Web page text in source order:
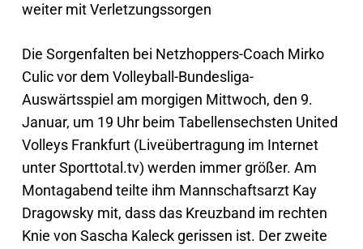
weiter mit Verletzungssorgen
Die Sorgenfalten bei Netzhoppers-Coach Mirko
Culic vor dem Volleyball-Bundesliga-
Auswärtsspiel am morgigen Mittwoch, den 9.
Januar, um 19 Uhr beim Tabellensechsten United
Volleys Frankfurt (Liveübertragung im Internet
unter Sporttotal.tv) werden immer größer. Am
Montagabend teilte ihm Mannschaftsarzt Kay
Dragowsky mit, dass das Kreuzband im rechten
Knie von Sascha Kaleck gerissen ist. Der zweite